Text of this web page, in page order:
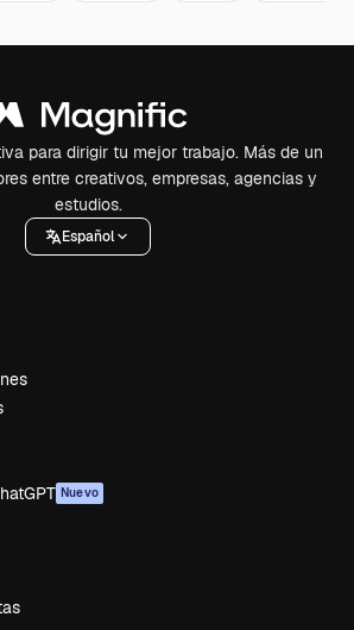
para dirigir tu mejor trabajo. Más de un
entre creativos, empresas, agencias y
estudios.
Español
Nuevo